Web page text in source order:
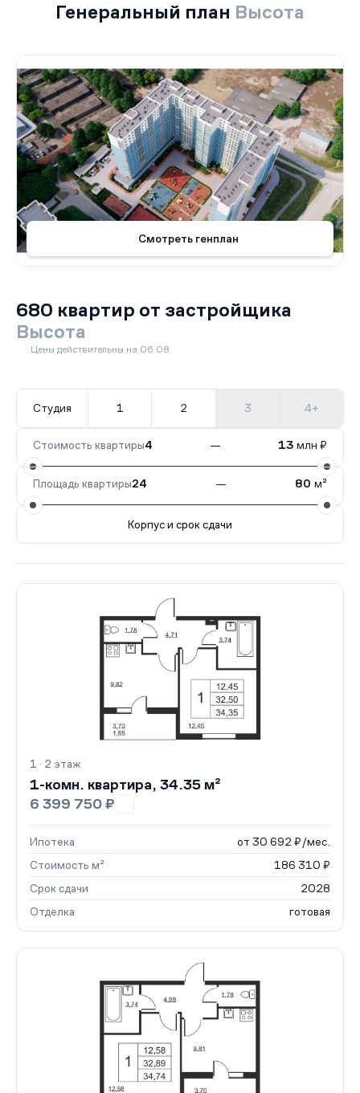
Генеральный план Высота
Смотреть генплан
680 квартир от застройщика
Высота
Цены действительны на 06.08
Студия 1 2 3 4+
Стоимость квартиры4 — 13 млн ₽
Площадь квартиры24 — 80 м²
Корпус и срок сдачи
1680 кв.IV кв. 2028
1 · 2 этаж
1-комн. квартира, 34.35 м²
6 399 750 ₽
Ипотека
от 30 692 ₽/мес.
Стоимость м²
186 310 ₽
Срок сдачи
2028
Отделка
готовая